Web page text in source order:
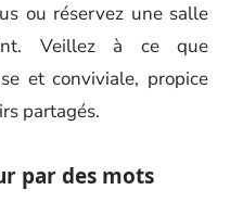
ou réservez une salle
Veillez à ce que
et conviviale, propice
partagés.
par des mots